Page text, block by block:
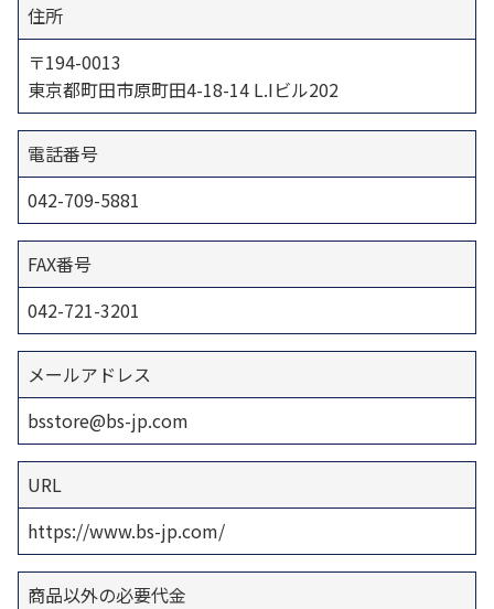
住所
〒194-0013
東京都町田市原町田4-18-14 L.Iビル202
電話番号
042-709-5881
FAX番号
042-721-3201
メールアドレス
bsstore@bs-jp.com
URL
https://www.bs-jp.com/
商品以外の必要代金